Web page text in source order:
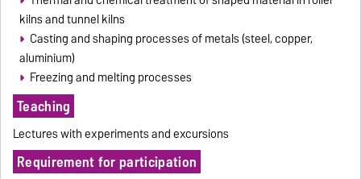
kilns and tunnel kilns
Casting and shaping processes of metals (steel, copper,
aluminium)
Freezing and melting processes
Teaching
Lectures with experiments and excursions
Requirement for participation